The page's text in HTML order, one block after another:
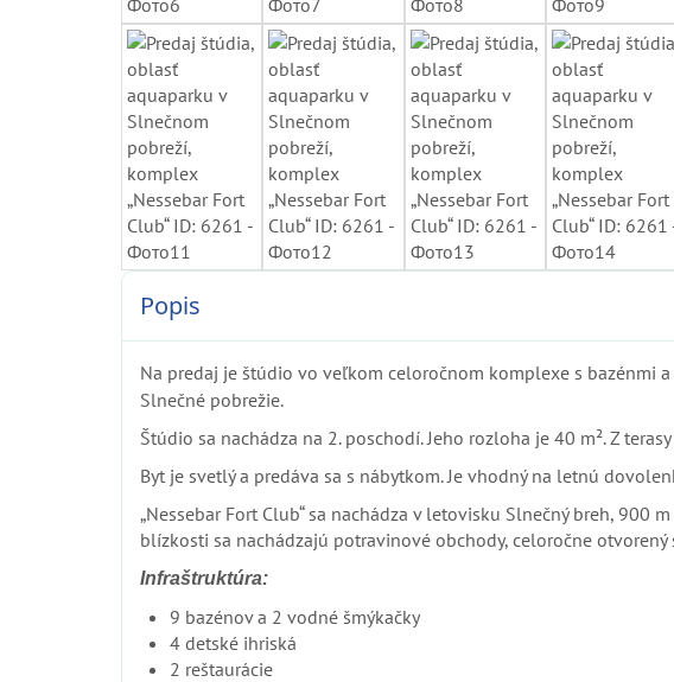
Popis
Na predaj je štúdio vo veľkom celoročnom komplexe s bazénmi
Slnečné pobrežie.
Štúdio sa nachádza na 2. poschodí. Jeho rozloha je 40 m². Z
Byt je svetlý a predáva sa s nábytkom. Je vhodný na letnú
„Nessebar Fort Club“ sa nachádza v letovisku Slnečný breh, 900
blízkosti sa nachádzajú potravinové obchody, celoročne otvorený
Infraštruktúra:
9 bazénov a 2 vodné šmýkačky
4 detské ihriská
2 reštaurácie